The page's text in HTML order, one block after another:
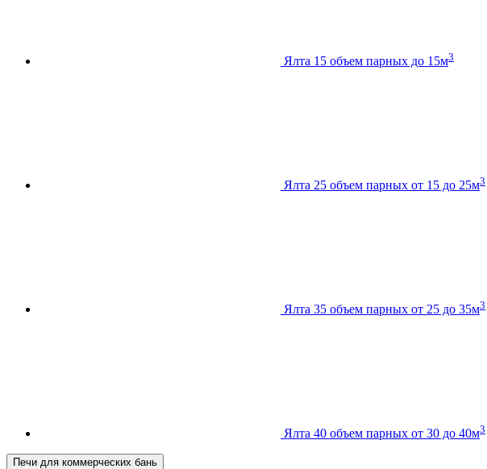
Ялта 15 объем парных до 15м3
Ялта 25 объем парных от 15 до 25м3
Ялта 35 объем парных от 25 до 35м3
Ялта 40 объем парных от 30 до 40м3
Печи для коммерческих бань